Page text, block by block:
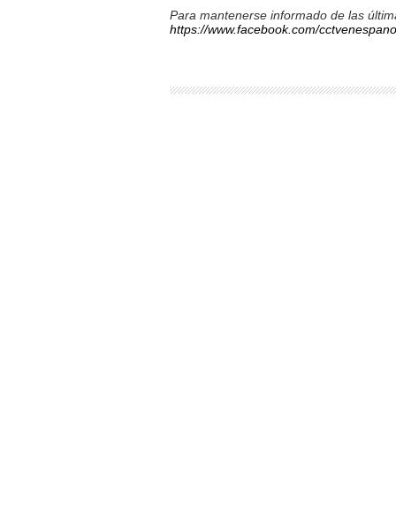
Para mantenerse informado de las
https://www.facebook.com/